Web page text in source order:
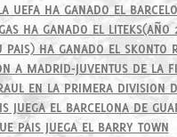
UEFA HA GANADO EL
HA GANADO EL LITEKS(AÑO
PAIS) HA GANADO EL SKONTO
A MADRID-JUVENTUS DE LA
EN LA PRIMERA DIVISION
JUEGA EL BARCELONA DE
PAIS JUEGA EL BARRY TOWN